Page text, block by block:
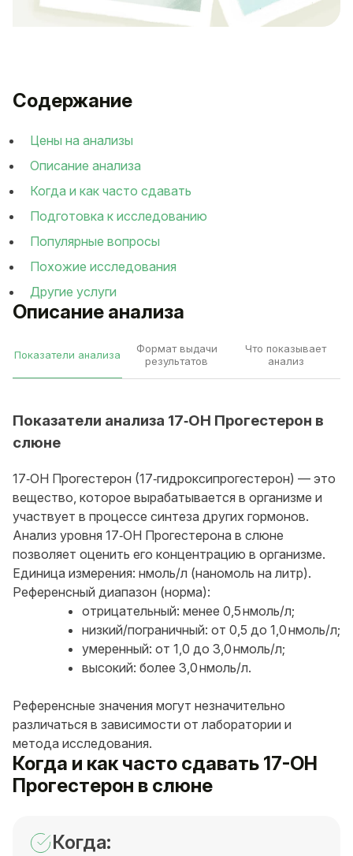
Описание анализа
Показатели анализа
Формат выдачи
результатов
Что показывает
анализ
Показатели анализа 17‑OH Прогестерон в
слюне
17‑OH Прогестерон (17‑гидроксипрогестерон) — это
вещество, которое вырабатывается в организме и
участвует в процессе синтеза других гормонов.
Анализ уровня 17‑OH Прогестерона в слюне
позволяет оценить его концентрацию в организме.
Единица измерения: нмоль/л (наномоль на литр).
Референсный диапазон (норма):
отрицательный: менее 0,5 нмоль/л;
низкий/пограничный: от 0,5 до 1,0 нмоль/л;
умеренный: от 1,0 до 3,0 нмоль/л;
высокий: более 3,0 нмоль/л.
Референсные значения могут незначительно
различаться в зависимости от лаборатории и
метода исследования.
Когда и как часто сдавать 17-OH
Прогестерон в слюне
Когда:
Содержание
Цены на анализы
Описание анализа
Когда и как часто сдавать
Подготовка к исследованию
Популярные вопросы
Похожие исследования
Другие услуги